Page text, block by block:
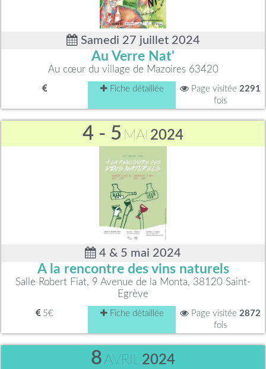
Samedi 27 juillet 2024
Au Verre Nat'
Au cœur du village de Mazoires 63420
Fiche détaillée Page visitée 2291
fois
4 - 5 MAI 2024
4 & 5 mai 2024
A la rencontre des vins naturels
Salle Robert Fiat, 9 Avenue de la Monta, 38120 Saint-
Egrève
5€ Fiche détaillée Page visitée 2872
fois
8AVRIL 2024